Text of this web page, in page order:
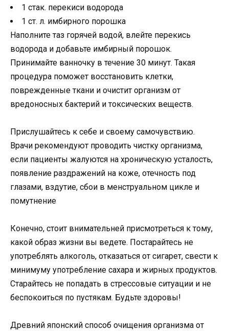
1 стак. перекиси водорода
1 ст. л. имбирного порошка
Наполните таз горячей водой, влейте перекись
водорода и добавьте имбирный порошок.
Принимайте ванночку в течение 30 минут. Такая
процедура поможет восстановить клетки,
поврежденные ткани и очистит организм от
вредоносных бактерий и токсических веществ.
Прислушайтесь к себе и своему самочувствию.
Врачи рекомендуют проводить чистку организма,
если пациенты жалуются на хроническую усталость,
появление раздражений на коже, отечность под
глазами, вздутие, сбои в менструальном цикле и
помутнение
Конечно, стоит внимательней присмотреться к тому,
какой образ жизни вы ведете. Постарайтесь не
употреблять алкоголь, отказаться от сигарет, свести к
минимуму употребление сахара и жирных продуктов.
Старайтесь не попадать в стрессовые ситуации и не
беспокоиться по пустякам. Будьте здоровы!
Древний японский способ очищения организма от